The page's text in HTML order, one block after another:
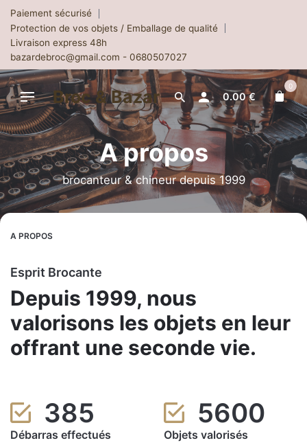
Skip
content
Paiement sécurisé
Protection de vos objets / Emballage de qualité
Livraison express 48h
bazardebroc@gmail.com - 0680507027
Broc & Bazar 0.00€
0
A propos
brocanteur & chineur depuis 1999
A PROPOS
Esprit Brocante
Depuis 1999, nous
valorisons les objets en leur
offrant une seconde vie.
385
Débarras effectués
5600
Objets valorisés